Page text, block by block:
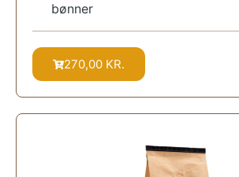
bønner
270,00 KR.